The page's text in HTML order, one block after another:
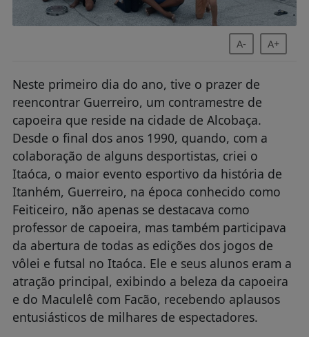
A- A+
Neste primeiro dia do ano, tive o prazer de
reencontrar Guerreiro, um contramestre de
capoeira que reside na cidade de Alcobaça.
Desde o final dos anos 1990, quando, com a
colaboração de alguns desportistas, criei o
Itaóca, o maior evento esportivo da história de
Itanhém, Guerreiro, na época conhecido como
Feiticeiro, não apenas se destacava como
professor de capoeira, mas também participava
da abertura de todas as edições dos jogos de
vôlei e futsal no Itaóca. Ele e seus alunos eram a
atração principal, exibindo a beleza da capoeira
e do Maculelê com Facão, recebendo aplausos
entusiásticos de milhares de espectadores.